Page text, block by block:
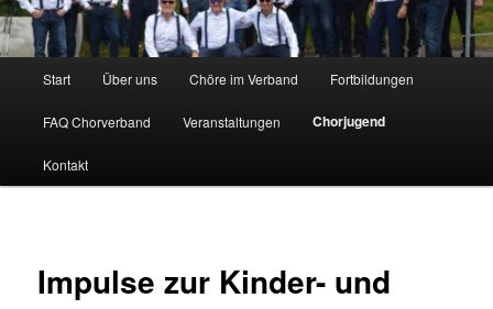
Start Über uns Chöre im Verband Fortbildungen
FAQ Chorverband Veranstaltungen Chorjugend
Kontakt
Impulse zur Kinder- und